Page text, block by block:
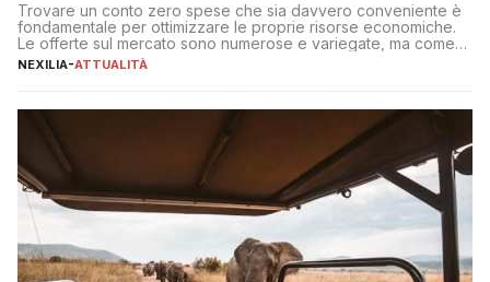
Trovare un conto zero spese che sia davvero conveniente è
fondamentale per ottimizzare le proprie risorse economiche.
Le offerte sul mercato sono numerose e variegate, ma come
individuare quella più adatta alle proprie esigenze senza
sul […]
NEXILIA-ATTUALITÀ